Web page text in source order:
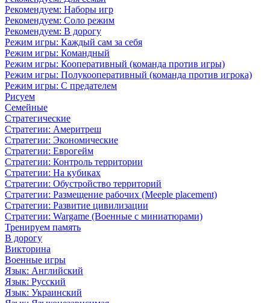
Рекомендуем: Наборы игр
Рекомендуем: Соло режим
Рекомендуем: В дорогу
Режим игры: Каждый сам за себя
Режим игры: Командный
Режим игры: Кооперативный (команда против игры)
Режим игры: Полукооперативный (команда против игрока)
Режим игры: С предателем
Рисуем
Семейные
Стратегические
Стратегии: Америтреш
Стратегии: Экономические
Стратегии: Еврогейм
Стратегии: Контроль территории
Стратегии: На кубиках
Стратегии: Обустройство территорий
Стратегии: Размещение рабочих (Meeple placement)
Стратегии: Развитие цивилизации
Стратегии: Wargame (Военные с миниатюрами)
Тренируем память
В дорогу
Викторина
Военные игры
Язык: Английский
Язык: Русский
Язык: Украинский